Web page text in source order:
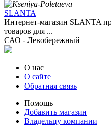
SLANTA
Интернет-магазин SLANTA
товаров для ...
САО - Левобережный
О нас
О сайте
Обратная связь
Помощь
Добавить магазин
Владельцу компании